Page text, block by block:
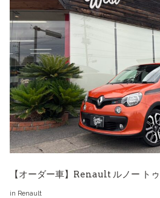
【オーダー車】Renault ルノー ト
in Renault